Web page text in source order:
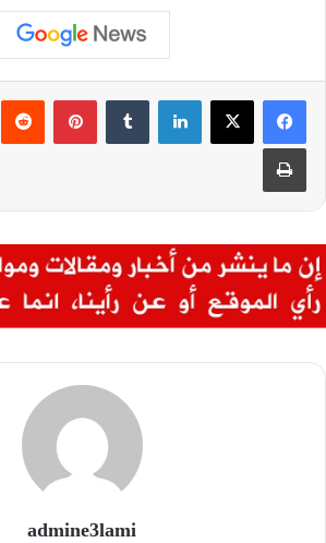
لينكدإن بينتيريست
طباعة
admine3lami